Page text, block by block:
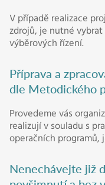
V případě realizace
zdrojů, je nutné
výběrových řízení.
Příprava a
dle Metodického
Provedeme vás
realizují v souladu s
operačních programů,
Nenechávejte již